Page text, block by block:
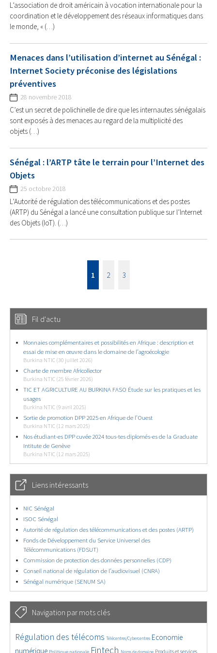
L’association de droit américain à vocation internationale pour la
coordination et le développement des réseaux informatiques dans
le monde, « (…)
Menaces dans l’utilisation d’internet au Sénégal :
Internet Society préconise des législations
préventives
28 novembre 2018
C’est un secret de polichinelle de dire que les internautes sénégalais
sont exposés à des menaces au regard de la multiplicité des
objets (…)
Sénégal : l’ARTP tâte le terrain pour l’Internet des
Objets
25 octobre 2018
L’Autorité de régulation des télécommunications et des postes
(ARTP) du Sénégal a lancé une consultation publique sur l’Internet
des Objets (IoT). (…)
1 2 3
Fil d'actu
Monnaies complémentaires et possibilités en Afrique : description et
essai de mise en œuvre dans le domaine de l’agroécologie
Burkina NTIC (30 juillet 2026)
Charte de membre Africollector
Burkina NTIC (25 février 2026)
TIC ET AGRICULTURE AU BURKINA FASO Étude sur les pratiques et les
usages
Burkina NTIC (9 avril 2025)
Sortie de promotion DPP 2025 en Afrique de l’Ouest
Burkina NTIC (12 mars 2025)
Nos étudiant-es DPP cuvée 2024 tous-tes diplomés-es de la Graduate
Intitute de Genève
Burkina NTIC (12 mars 2025)
Liens intéressants
NIC Sénégal
ISOC Sénégal
Autorité de régulation des télécommunications et des postes (ARTP)
Fonds de Développement du Service Universel des
Télécommunications (FDSUT)
Commission de protection des données personnelles (CDP)
Conseil national de régulation de l’audiovisuel (CNRA)
Sénégal numérique (SENUM SA)
Navigation par mots clés
4629/5557
Régulation des télécoms
362/5557 Télécentres/Cybercentres
3737/5557
Economie
numérique
1862/5557 Politique nationale
5162/5557 Fintech
676/5557 Noms de domaine
2442/5557 Produits et services
1596/5557